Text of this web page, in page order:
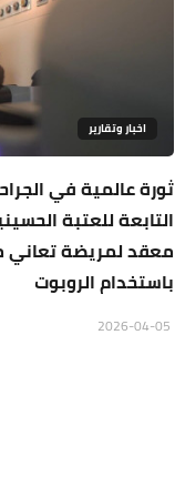
اخبار وتقارير
ثورة عالمية في
التابعة للعتبة
معقد لمريضة تعاني
باستخدام الروبوت